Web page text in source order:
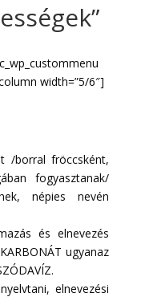
width=”5/6″]
/borral fröccsként,
fogyasztanak/
népies nevén
és elnevezés
ugyanaz
elnevezési